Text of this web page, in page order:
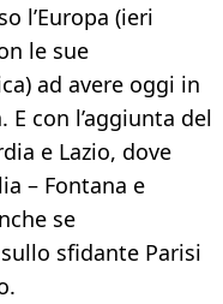
l’Europa (ieri
le sue
ad avere oggi in
con l’aggiunta del
e Lazio, dove
– Fontana e
se
sfidante Parisi